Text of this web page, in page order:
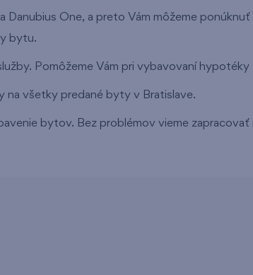
Danubius One, a preto Vám môžeme
bytu.
Pomôžeme Vám pri vybavovaní
na všetky predané byty v Bratislave.
bytov. Bez problémov vieme